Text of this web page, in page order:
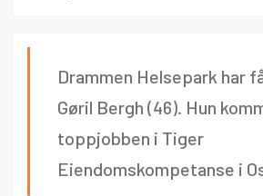
Drammen Helsepark har
Gøril Bergh (46). Hun
toppjobben i Tiger
Eiendomskompetanse i